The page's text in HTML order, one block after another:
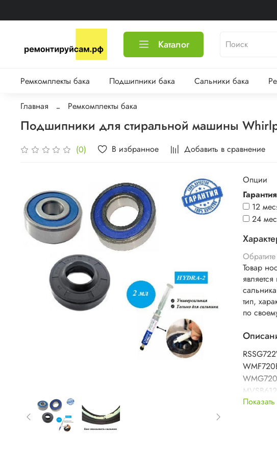
Каталог
Ремкомплекты бака Подшипники бака Сальники бака
Главная Ремкомплекты бака
Подшипники для стиральной машины
(0) В избранное Добавить в сравнение
Опции
Гарантия
12
24
Товар
тип,
по